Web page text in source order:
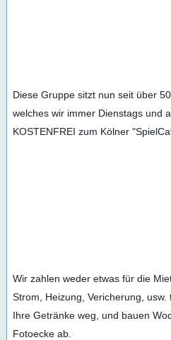
Diese Gruppe sitzt nun seit über
welches wir immer Dienstags und
KOSTENFREI zum Kölner
Wir zahlen weder etwas für die
Strom, Heizung, Vericherung,
Ihre Getränke weg, und bauen
Fotoecke ab.